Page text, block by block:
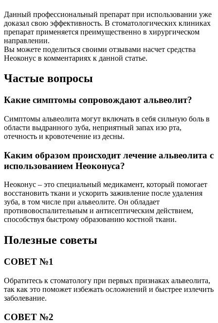
Данный профессиональный препарат при использовании уже
доказал свою эффективность. В стоматологических клиниках
препарат применяется преимущественно в хирургическом
направлении.
Вы можете поделиться своими отзывами насчет средства
Неоконус в комментариях к данной статье.
Частые вопросы
Какие симптомы сопровождают альвеолит?
Симптомы альвеолита могут включать в себя сильную боль в
области выдранного зуба, неприятный запах изо рта,
отечность и кровотечение из десны.
Каким образом происходит лечение альвеолита с
использованием Неоконуса?
Неоконус – это специальный медикамент, который помогает
восстановить ткани и ускорить заживление после удаления
зуба, в том числе при альвеолите. Он обладает
противовоспалительным и антисептическим действием,
способствуя быстрому образованию костной ткани.
Полезные советы
СОВЕТ №1
Обратитесь к стоматологу при первых признаках альвеолита,
так как это поможет избежать осложнений и быстрее излечить
заболевание.
СОВЕТ №2